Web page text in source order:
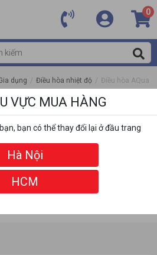
0
dụng / Điều hòa nhiệt độ / Điều hòa AQua
VỰC MUA HÀNG
bạn có thể thay đổi lại ở đầu trang
Hà Nội
HCM